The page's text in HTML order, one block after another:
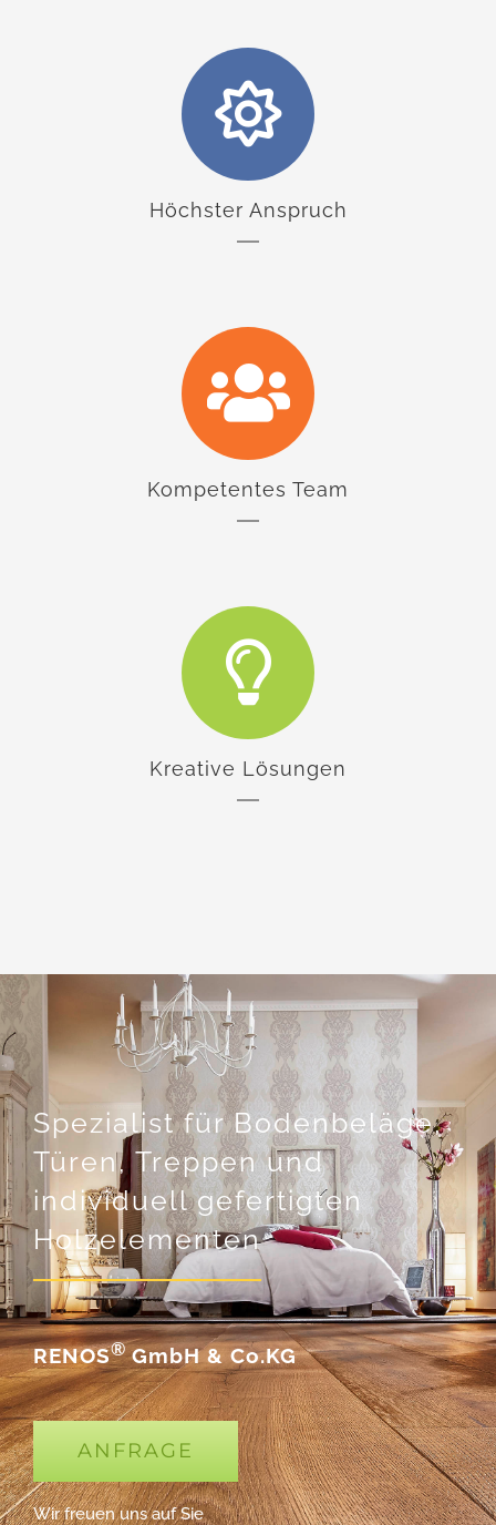
Höchster Anspruch
Kompetentes Team
Kreative Lösungen
Spezialist für Bodenbeläge,
Türen, Treppen und
individuell gefertigten
Holzelementen
RENOS®GmbH & Co.KG
ANFRAGE
Wir freuen uns auf Sie